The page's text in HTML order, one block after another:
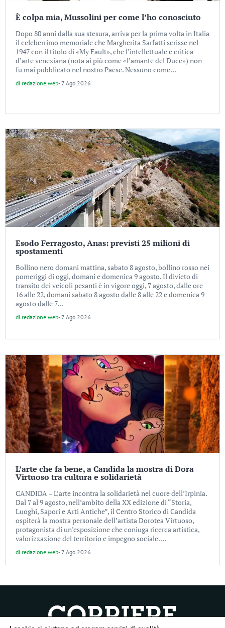
È colpa mia, Mussolini per come l’ho conosciuto
Dopo 80 anni dalla sua stesura, arriva per la prima volta in Italia
il celeberrimo memoriale che Margherita Sarfatti scrisse nel
1947 con il titolo di «My Fault», che l’intellettuale e critica
d’arte veneziana (nota ai più come «l’amante del Duce») non
fu mai pubblicato nel nostro Paese. Nessuno come...
di redazione web-7 Ago 2026
Esodo Ferragosto, Anas: previsti 25 milioni di
spostamenti
Bollino nero domani mattina, sabato 8 agosto, bollino rosso nei
pomeriggi di oggi, domani e domenica 9 agosto. Il divieto di
transito dei veicoli pesanti è in vigore oggi, 7 agosto, dalle ore
16 alle 22, domani sabato 8 agosto dalle 8 alle 22 e domenica 9
agosto dalle 7...
di redazione web-7 Ago 2026
L’arte che fa bene, a Candida la mostra di Dora
Virtuoso tra cultura e solidarietà
CANDIDA – L’arte incontra la solidarietà nel cuore dell’Irpinia.
Dal 7 al 9 agosto, nell’ambito della XX edizione di “Storia,
Luoghi, Sapori e Arti Antiche”, il Centro Storico di Candida
ospiterà la mostra personale dell’artista Dorotea Virtuoso,
protagonista di un’esposizione che coniuga ricerca artistica,
valorizzazione del territorio e impegno sociale....
di redazione web-7 Ago 2026